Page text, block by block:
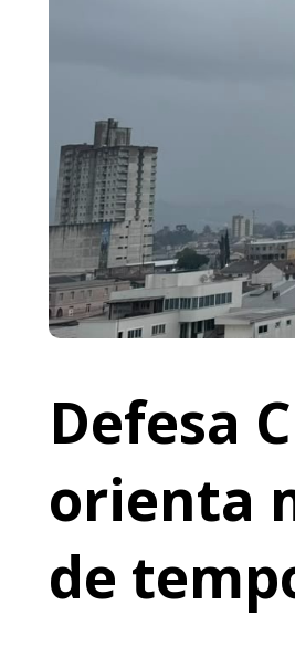
Defesa
orienta
de